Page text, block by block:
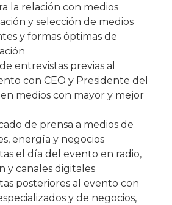
la relación con medios
y selección de medios
y formas óptimas de
entrevistas previas al
con CEO y Presidente del
medios con mayor y mejor
de prensa a medios de
energía y negocios
el día del evento en radio,
y canales digitales
posteriores al evento con
y de negocios,